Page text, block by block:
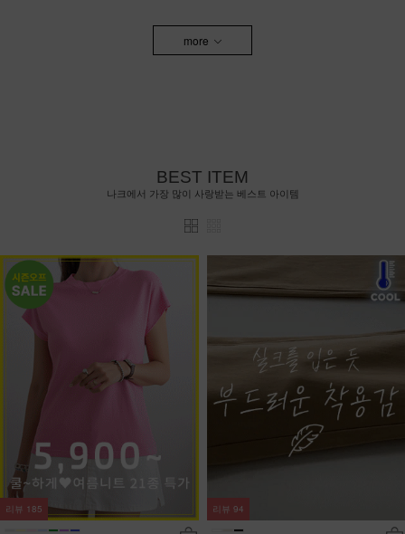
more
BEST ITEM
나크에서 가장 많이 사랑받는 베스트 아이템
리뷰 185 리뷰 94